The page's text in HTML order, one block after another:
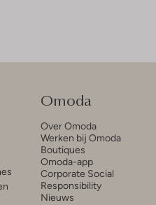
Omoda
Over Omoda
Werken bij Omoda
Boutiques
Omoda-app
Corporate Social
Responsibility
Nieuws